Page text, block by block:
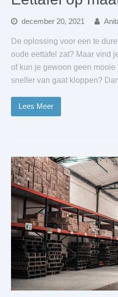
december 20, 2021
De oplossing voor een te
oude eettafel zat? Maar vind
of kun je gewoon geen
sneller van gaat kloppen?
Lees Meer